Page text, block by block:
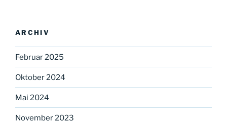
ARCHIV
Februar 2025
Oktober 2024
Mai 2024
November 2023